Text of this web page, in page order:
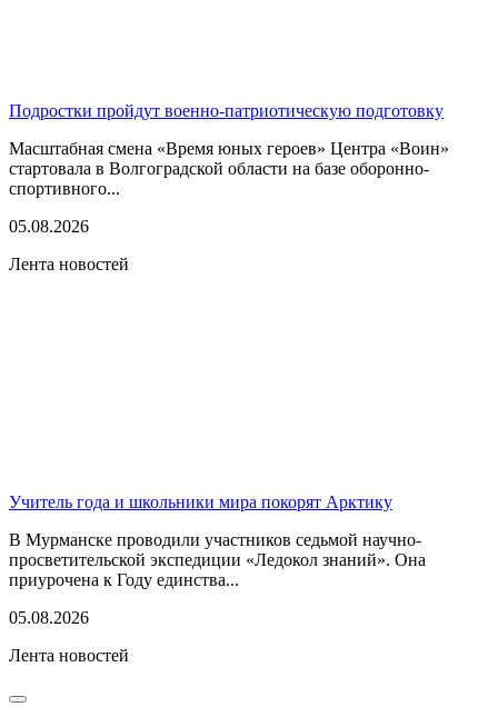
Подростки пройдут военно-патриотическую подготовку
Масштабная смена «Время юных героев» Центра «Воин»
стартовала в Волгоградской области на базе оборонно-
спортивного...
05.08.2026
Лента новостей
Учитель года и школьники мира покорят Арктику
В Мурманске проводили участников седьмой научно-
просветительской экспедиции «Ледокол знаний». Она
приурочена к Году единства...
05.08.2026
Лента новостей